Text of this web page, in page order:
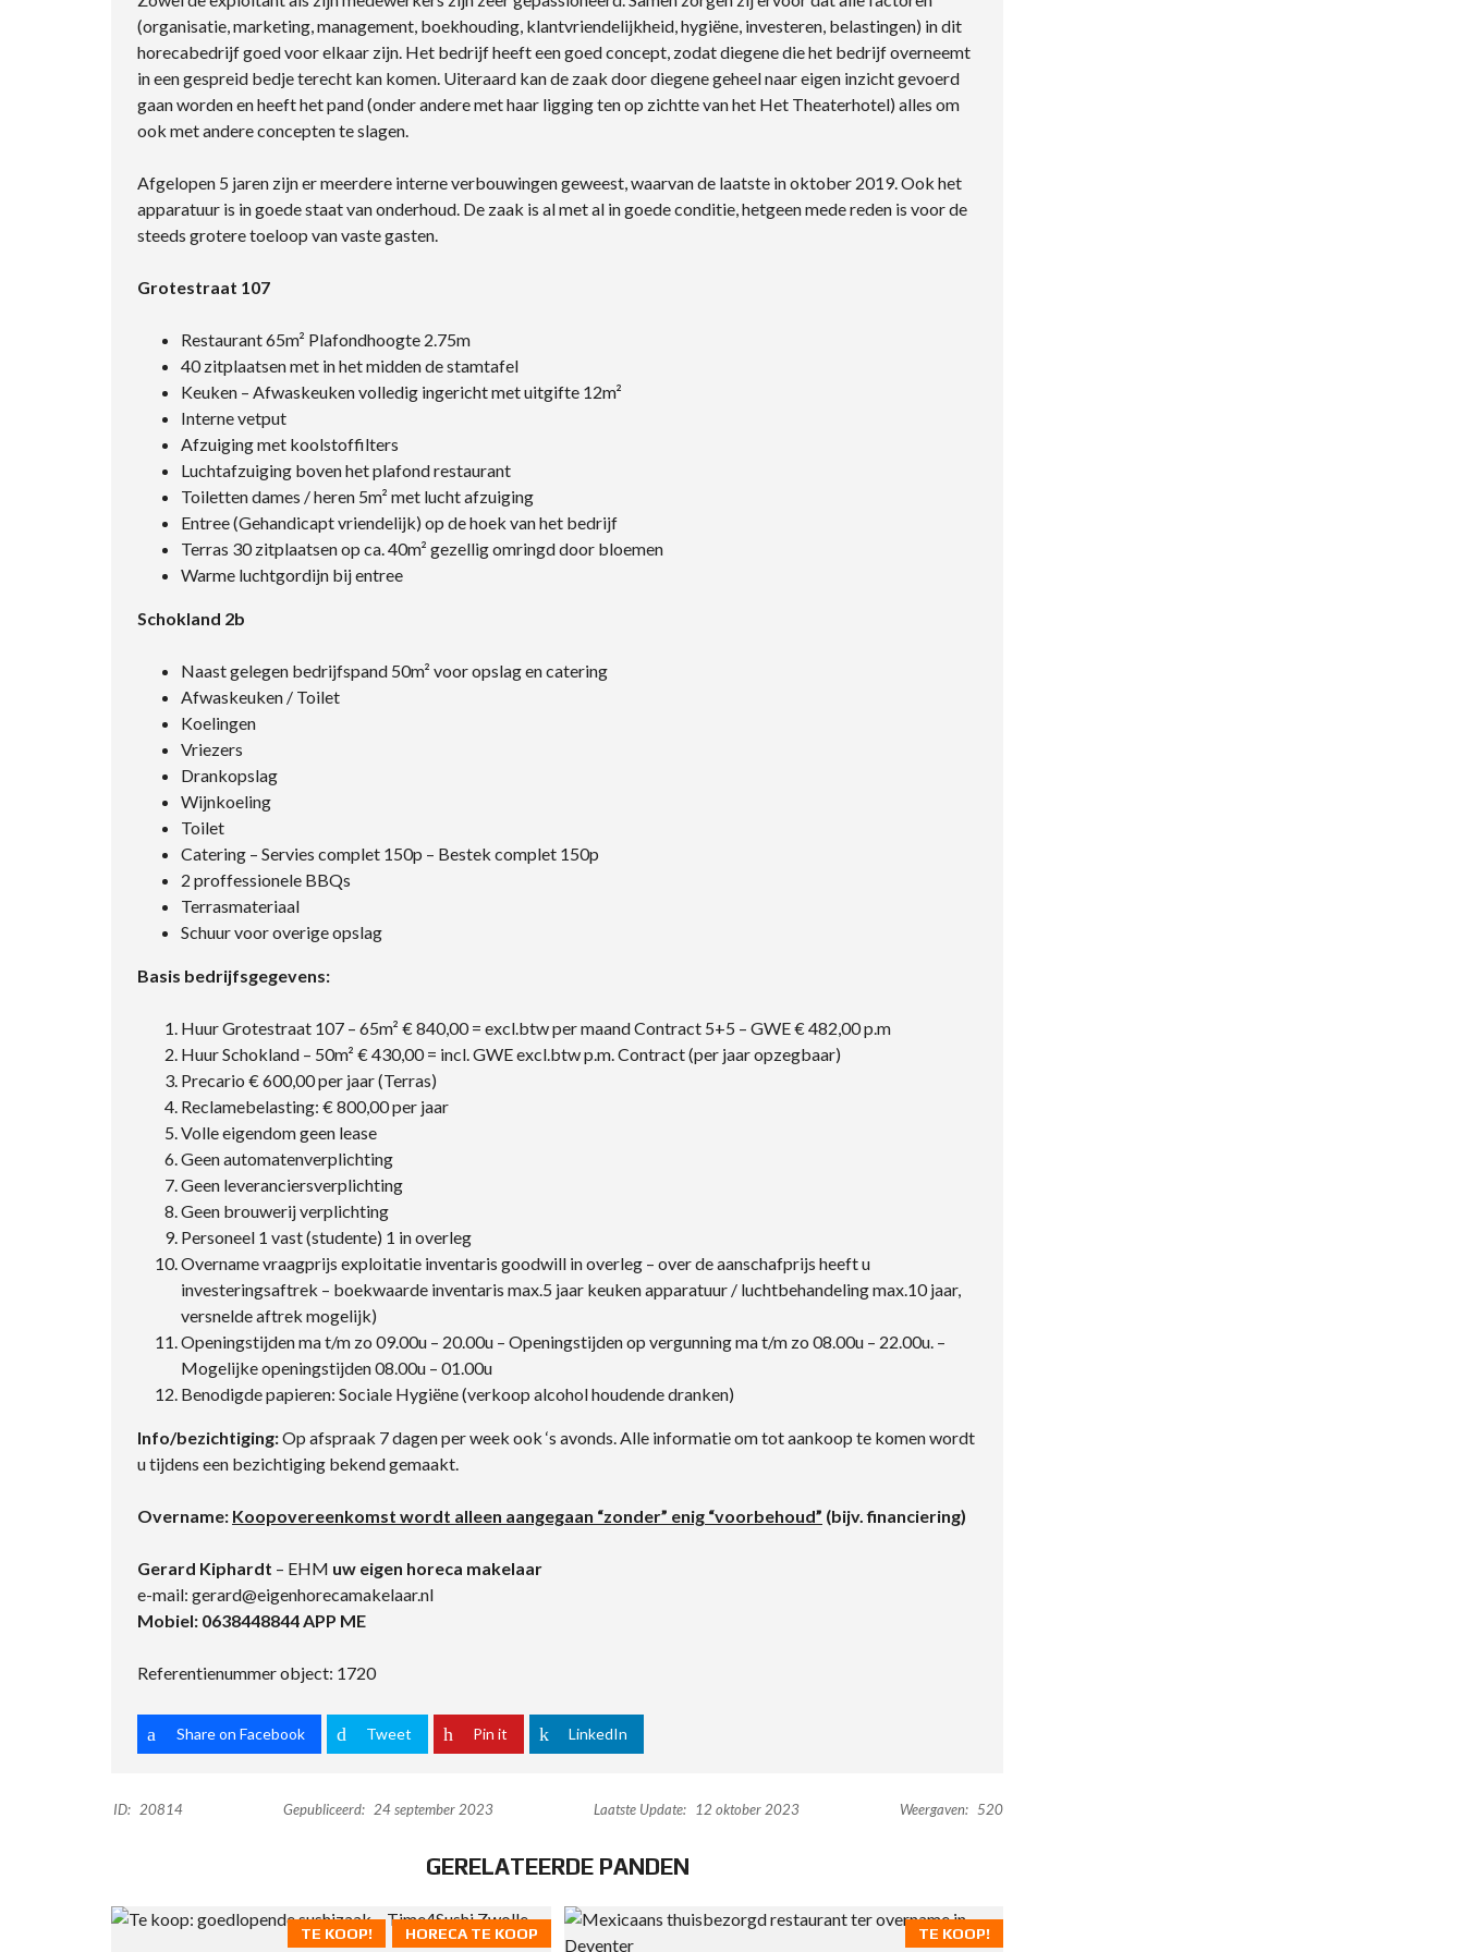
(organisatie, marketing, management, boekhouding, klantvriendelijkheid, hygiëne, investeren, belastingen) in dit
horecabedrijf goed voor elkaar zijn. Het bedrijf heeft een goed concept, zodat diegene die het bedrijf overneemt
in een gespreid bedje terecht kan komen. Uiteraard kan de zaak door diegene geheel naar eigen inzicht gevoerd
gaan worden en heeft het pand (onder andere met haar ligging ten op zichtte van het Het Theaterhotel) alles om
ook met andere concepten te slagen.
Afgelopen 5 jaren zijn er meerdere interne verbouwingen geweest, waarvan de laatste in oktober 2019. Ook het
apparatuur is in goede staat van onderhoud. De zaak is al met al in goede conditie, hetgeen mede reden is voor de
steeds grotere toeloop van vaste gasten.
Grotestraat 107
Restaurant 65m² Plafondhoogte 2.75m
40 zitplaatsen met in het midden de stamtafel
Keuken – Afwaskeuken volledig ingericht met uitgifte 12m²
Interne vetput
Afzuiging met koolstoffilters
Luchtafzuiging boven het plafond restaurant
Toiletten dames / heren 5m² met lucht afzuiging
Entree (Gehandicapt vriendelijk) op de hoek van het bedrijf
Terras 30 zitplaatsen op ca. 40m² gezellig omringd door bloemen
Warme luchtgordijn bij entree
Schokland 2b
Naast gelegen bedrijfspand 50m² voor opslag en catering
Afwaskeuken / Toilet
Koelingen
Vriezers
Drankopslag
Wijnkoeling
Toilet
Catering – Servies complet 150p – Bestek complet 150p
2 proffessionele BBQs
Terrasmateriaal
Schuur voor overige opslag
Basis bedrijfsgegevens:
Huur Grotestraat 107 – 65m² € 840,00 = excl.btw per maand Contract 5+5 – GWE € 482,00 p.m
Huur Schokland – 50m² € 430,00 = incl. GWE excl.btw p.m. Contract (per jaar opzegbaar)
Precario € 600,00 per jaar (Terras)
Reclamebelasting: € 800,00 per jaar
Volle eigendom geen lease
Geen automatenverplichting
Geen leveranciersverplichting
Geen brouwerij verplichting
Personeel 1 vast (studente) 1 in overleg
Overname vraagprijs exploitatie inventaris goodwill in overleg – over de aanschafprijs heeft u
investeringsaftrek – boekwaarde inventaris max.5 jaar keuken apparatuur / luchtbehandeling max.10 jaar,
versnelde aftrek mogelijk)
Openingstijden ma t/m zo 09.00u – 20.00u – Openingstijden op vergunning ma t/m zo 08.00u – 22.00u. –
Mogelijke openingstijden 08.00u – 01.00u
Benodigde papieren: Sociale Hygiëne (verkoop alcohol houdende dranken)
Info/bezichtiging:Op afspraak 7 dagen per week ook ‘s avonds. Alle informatie om tot aankoop te komen wordt
u tijdens een bezichtiging bekend gemaakt.
Overname: Koopovereenkomst wordt alleen aangegaan “zonder” enig “voorbehoud” (bijv. financiering)
Gerard Kiphardt – EHM uw eigen horeca makelaar
e-mail: gerard@eigenhorecamakelaar.nl
Mobiel: 0638448844 APP ME
Referentienummer object: 1720
Share on Facebook Tweet Pin it LinkedIn
ID: 20814 Gepubliceerd: 24 september 2023 Laatste Update: 12 oktober 2023 Weergaven: 520
GERELATEERDE PANDEN
HORECA TE KOOP
TE KOOP! TE KOOP!